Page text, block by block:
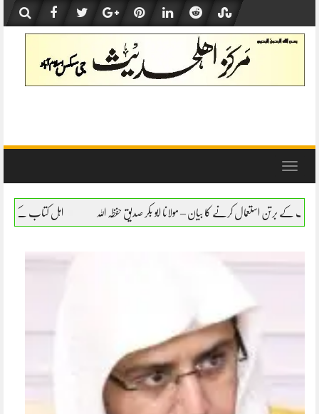
content
Toggle
ابو بکر صدیق حفظہ اللہ اہل کتاب کے برتن استعمال کرنے کا بیان – مولانا ابو بکر